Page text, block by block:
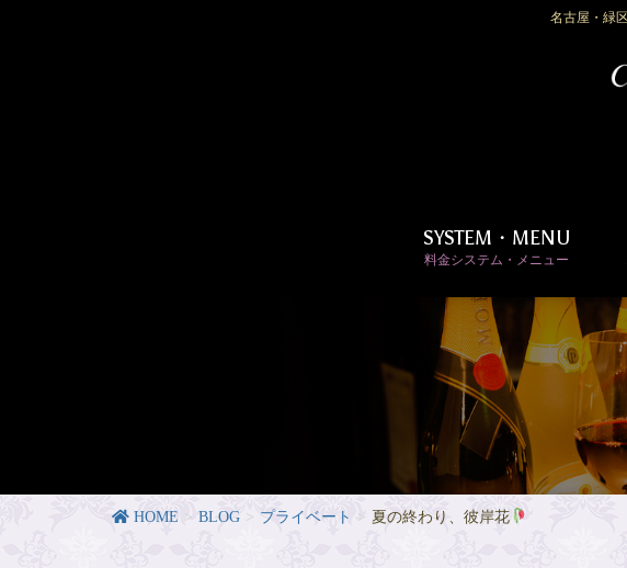
名古屋・緑
SYSTEM・MENU
料金システム・メニュー
HOME BLOG プライベート 夏の終わり、彼岸花